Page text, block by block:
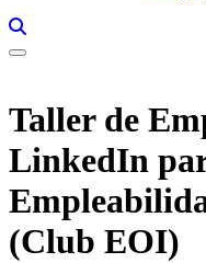
Taller de
LinkedIn
(Club EOI)